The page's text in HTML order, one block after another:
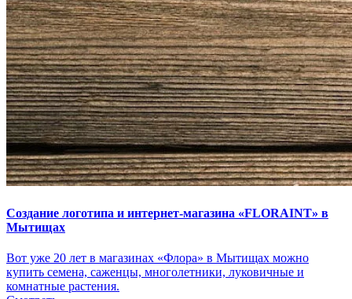
Создание логотипа и интернет-магазина «FLORAINT» в
Мытищах
Вот уже 20 лет в магазинах «Флора» в Мытищах можно
купить семена, саженцы, многолетники, луковичные и
комнатные растения.